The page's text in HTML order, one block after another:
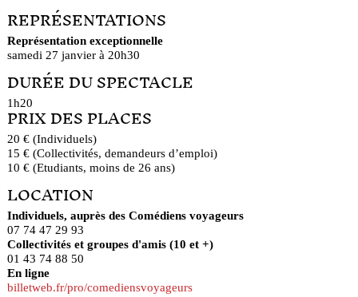
REPRÉSENTATIONS
Représentation exceptionnelle
samedi 27 janvier à 20h30
DURÉE DU SPECTACLE
1h20
PRIX DES PLACES
20 € (Individuels)
15 € (Collectivités, demandeurs d’emploi)
10 € (Etudiants, moins de 26 ans)
LOCATION
Individuels, auprès des Comédiens voyageurs
07 74 47 29 93
Collectivités et groupes d'amis (10 et +)
01 43 74 88 50
En ligne
billetweb.fr/pro/comediensvoyageurs